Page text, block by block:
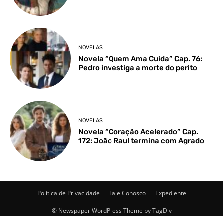
NOVELAS
Novela “Quem Ama Cuida” Cap. 76:
Pedro investiga a morte do perito
NOVELAS
Novela “Coração Acelerado” Cap.
172: João Raul termina com Agrado
Política de Privacidade Fale Conosco Expediente
© Newspaper WordPress Theme by TagDiv